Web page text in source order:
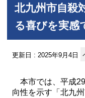
北九州市自殺
る喜びを実感
更新日 : 2025年9月4日
本市では、平成
向性を示す「北九